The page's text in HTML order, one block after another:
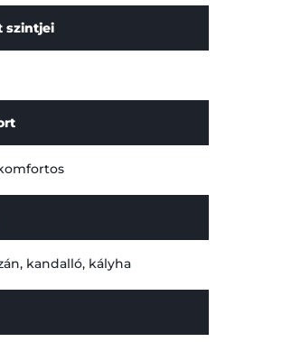
szintjei
kandalló, kályha